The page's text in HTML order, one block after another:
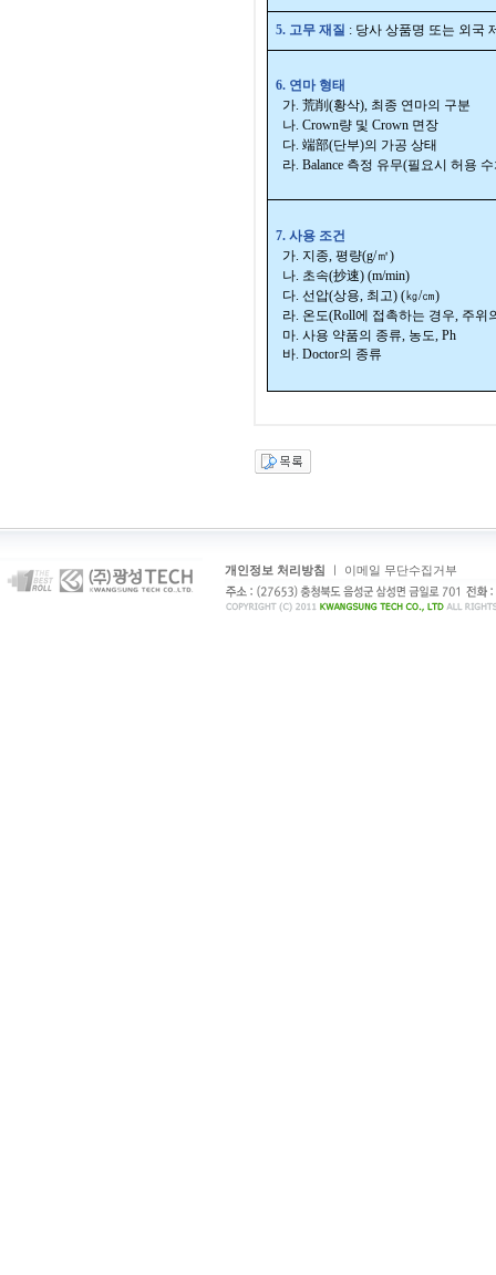
5. 고무 재질 : 당사 상품명 또는 외국
6. 연마 형태
가.荒削(황삭), 최종 연마의 구분
나. Crown량 및 Crown 면장
다.端部(단부)의 가공 상태
라. Balance 측정 유무(필요시 허용
7.사용 조건
가. 지종,평량(g/㎡)
나. 초속(抄速) (m/min)
다.선압(상용, 최고) (㎏/㎝)
라. 온도(Roll에 접촉하는 경우, 주위
마.사용 약품의 종류, 농도, Ph
바. Doctor의 종류
개인정보 처리방침 ㅣ 이메일 무단수집거부